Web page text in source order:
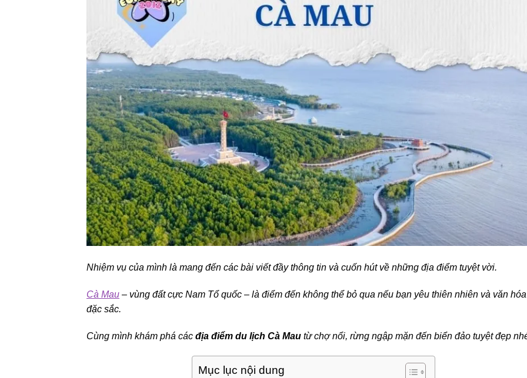
Nhiệm vụ của mình là mang đến các bài viết đầy thông tin và cuốn hút về những địa điểm tuyệt vời.
Cà Mau – vùng đất cực Nam Tổ quốc – là điểm đến không thể bỏ qua nếu bạn yêu thiên nhiên và văn hóa
đặc sắc.
Cùng mình khám phá các địa điểm du lịch Cà Mau từ chợ nổi, rừng ngập mặn đến biển đảo tuyệt đẹp
Mục lục nội dung